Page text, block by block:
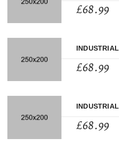
£68.99
£68.99
£68.99